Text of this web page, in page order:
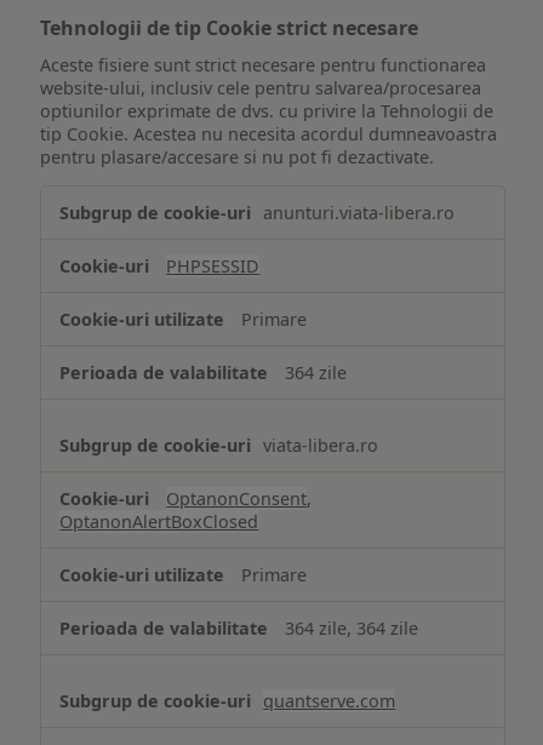
Tehnologii de tip Cookie strict necesare
Aceste fisiere sunt strict necesare pentru functionarea
website-ului, inclusiv cele pentru salvarea/procesarea
optiunilor exprimate de dvs. cu privire la Tehnologii de
tip Cookie. Acestea nu necesita acordul dumneavoastra
pentru plasare/accesare si nu pot fi dezactivate.
de
Cookie
necesare
anunturi.viata-libera.ro
PHPSESSID
Primare
364 zile
viata-libera.ro
OptanonConsent,
OptanonAlertBoxClosed
Primare
364 zile, 364 zile
quantserve.com